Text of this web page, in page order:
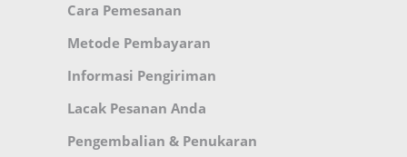
Cara Pemesanan
Metode Pembayaran
Informasi Pengiriman
Lacak Pesanan Anda
Pengembalian & Penukaran